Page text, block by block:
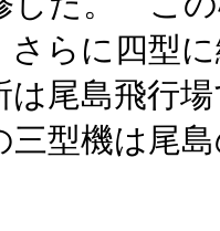
さらに四型
尾島飛行場
型機は尾